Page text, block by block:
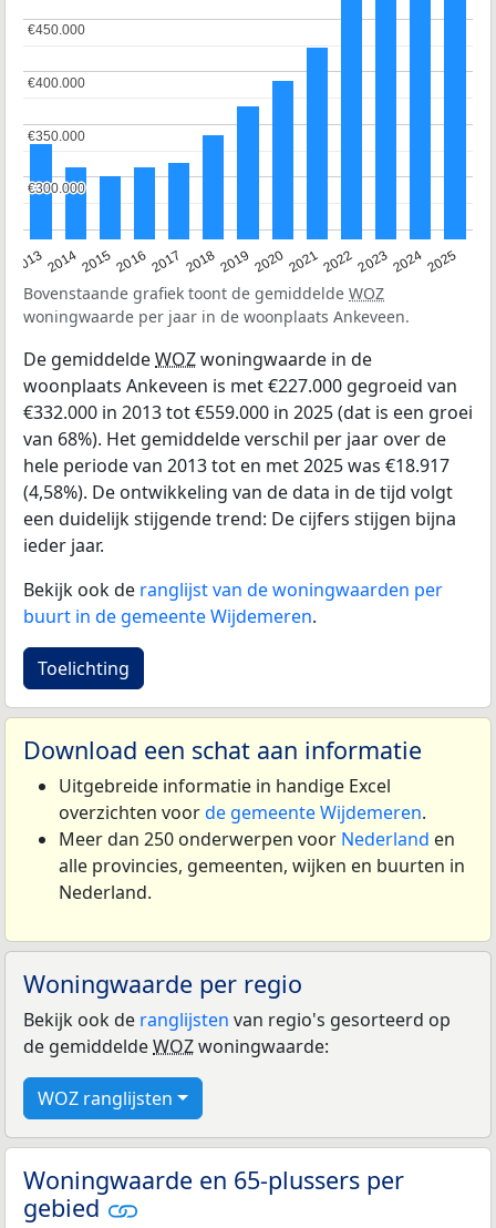
20132014201520162017 20182019 202020212022202320242025
€300.000
€300.000
€350.000
€350.000
€400.000
€400.000
€450.000
€450.000
Bovenstaande grafiek toont de gemiddelde WOZ
woningwaarde per jaar in de woonplaats Ankeveen.
De gemiddeldeWOZwoningwaarde in de
woonplaats Ankeveen is met €227.000 gegroeid van
€332.000 in 2013 tot €559.000 in 2025 (dat is een groei
van 68%). Het gemiddelde verschil per jaar over de
hele periode van 2013 tot en met 2025 was €18.917
(4,58%). De ontwikkeling van de data in de tijd volgt
een duidelijk stijgende trend: De cijfers stijgen bijna
ieder jaar.
Bekijk ook de ranglijst van de woningwaarden per
buurt in de gemeente Wijdemeren.
Toelichting
Download een schat aan informatie
Uitgebreide informatie in handige Excel
overzichten voorde gemeente Wijdemeren.
Meer dan 250 onderwerpen voor Nederland en
alle provincies, gemeenten, wijken en buurten in
Nederland.
Woningwaarde per regio
Bekijk ook de ranglijsten van regio's gesorteerd op
de gemiddeldeWOZwoningwaarde:
WOZ ranglijsten
Woningwaarde en 65-plussers per
gebied